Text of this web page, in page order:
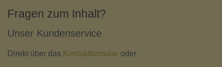
Fragen zum Inhalt?
Unser Kundenservice
Direkt über das Kontaktformular oder